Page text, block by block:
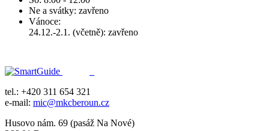
Ne a svátky: zavřeno
Vánoce:
24.12.-2.1. (včetně): zavřeno
tel.: +420 311 654 321
e-mail: mic@mkcberoun.cz
Husovo nám. 69 (pasáž Na Nové)